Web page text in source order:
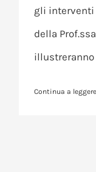
gli interventi
della
Continua a leggere